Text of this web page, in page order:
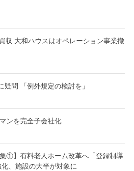
収 大和ハウスはオペレーション事業撤
疑問 「例外規定の検討を」
ンを完全子会社化
集①】有料老人ホーム改革へ「登録制導
、施設の大半が対象に